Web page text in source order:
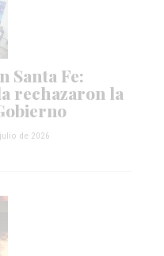
Santa Fe:
rechazaron la
de 2026